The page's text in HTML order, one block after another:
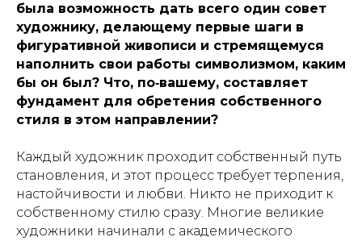
была возможность дать всего один совет
художнику, делающему первые шаги в
фигуративной живописи и стремящемуся
наполнить свои работы символизмом, каким
бы он был? Что, по‑вашему, составляет
фундамент для обретения собственного
стиля в этом направлении?
Каждый художник проходит собственный путь
становления, и этот процесс требует терпения,
настойчивости и любви. Никто не приходит к
собственному стилю сразу. Многие великие
художники начинали с академического